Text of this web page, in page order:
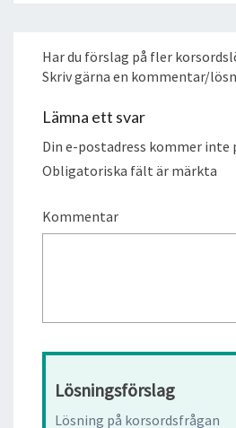
Har du förslag på fler
Skriv gärna en kommentar/
Lämna ett svar
Din e-postadress kommer inte
Obligatoriska fält är märkta
Kommentar
Lösningsförslag
Lösning på korsordsfrågan